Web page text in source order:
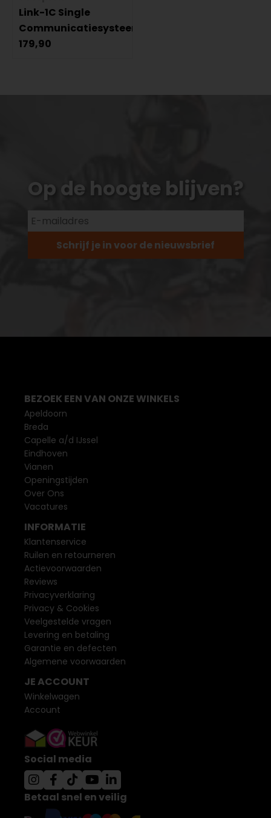
Link-1C Single
Communicatiesysteem
179,90
Op de hoogte blijven?
Schrijf je in voor de nieuwsbrief
BEZOEK EEN VAN ONZE WINKELS
Apeldoorn
Breda
Capelle a/d IJssel
Eindhoven
Vianen
Openingstijden
Over Ons
Vacatures
INFORMATIE
Klantenservice
Ruilen en retourneren
Actievoorwaarden
Reviews
Privacyverklaring
Privacy & Cookies
Veelgestelde vragen
Levering en betaling
Garantie en defecten
Algemene voorwaarden
JE ACCOUNT
Winkelwagen
Account
Social media
Betaal snel en veilig